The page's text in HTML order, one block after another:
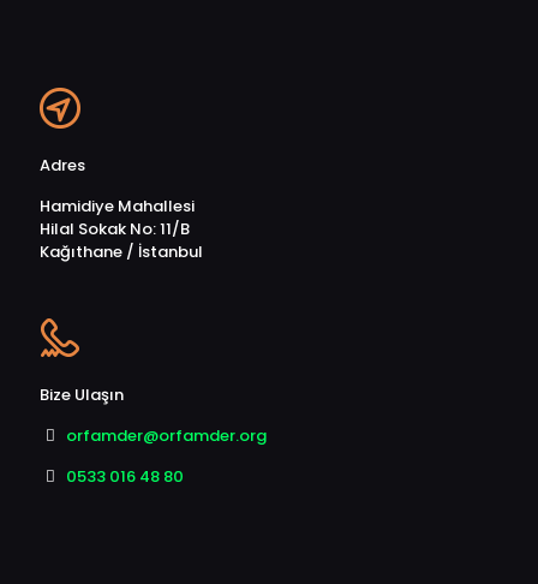
Adres
Hamidiye Mahallesi
Hilal Sokak No: 11/B
Kağıthane / İstanbul
Bize Ulaşın
orfamder@orfamder.org
0533 016 48 80